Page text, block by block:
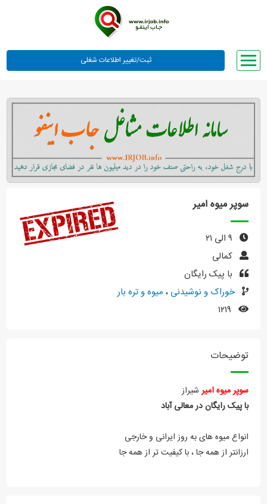
وبلاگ
معرفی ما
تعرفه ها
ورود یا عضویت
سوپر میوه امیر
کمالی
با پیک رایگان
خوراک و نوشیدنی، میوه و تره بار
توضیحات
سوپر میوه امیرشیراز
باپیکرایگاندرمعالی آباد
انواع میوه های به روز ایرانی و خارجی
ارزانتر از همه جا ، با کیفیت تر از همه جا